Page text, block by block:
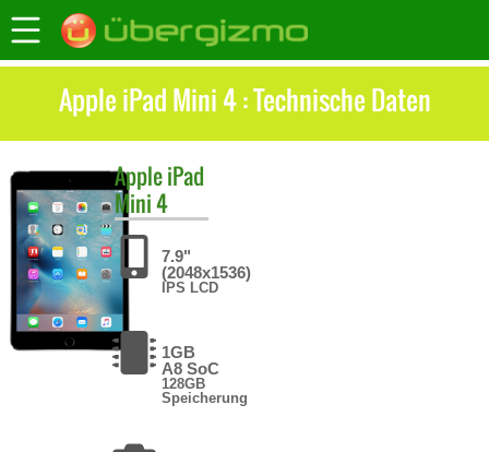
Apple iPad Mini 4 : Technische Daten
AppleiPad
Mini 4
7.9"
(2048x1536)
IPS LCD
1GB
A8 SoC
128GB
Speicherung